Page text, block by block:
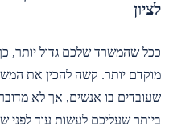
לציון
ככל שהמשרד שלכם גדול יותר,
מוקדם יותר. קשה להכין את
שעובדים בו אנשים, אך לא
ביותר שעליכם לעשות עוד לפני